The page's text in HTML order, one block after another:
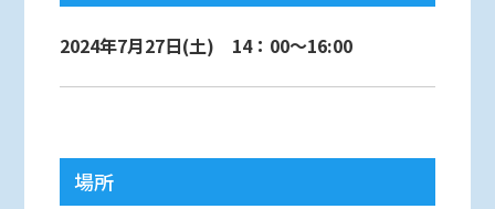
2024年7月27日(土) 14：00～16:00
場所